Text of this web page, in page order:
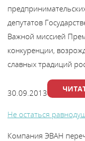
депутатов
Важной миссией
конкуренции,
славных традиций
30.09.2013
Не остаться
Компания ЭВАН